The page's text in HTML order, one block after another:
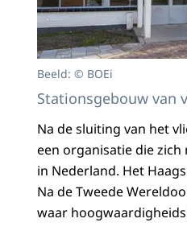
Beeld: © BOEi
Stationsgebouw van
Na de sluiting van het
een organisatie die
in Nederland. Het
Na de Tweede
waar